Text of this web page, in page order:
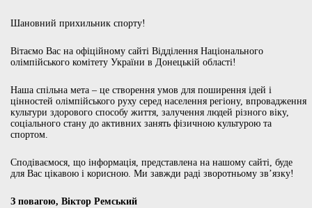
Шановний прихильник спорту!
Вітаємо Вас на офіційному сайті Відділення Національного
олімпійського комітету України в Донецькій області!
Наша спільна мета – це створення умов для поширення ідей і
цінностей олімпійського руху серед населення регіону, впровадження
культури здорового способу життя, залучення людей різного віку,
соціального стану до активних занять фізичною культурою та
спортом.
Сподіваємося, що інформація, представлена на нашому сайті, буде
для Вас цікавою і корисною. Ми завжди раді зворотньому зв’язку!
З повагою, Віктор Ремський